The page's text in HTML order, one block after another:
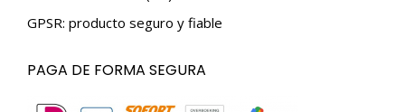
GPSR: producto seguro y fiable
PAGA DE FORMA SEGURA